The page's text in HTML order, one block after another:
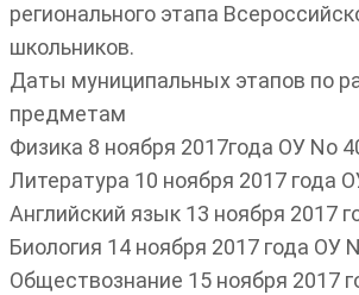
регионального этапа
школьников.
Даты муниципальных этапов по
предметам
Физика 8 ноября 2017года ОУ No
Литература 10 ноября 2017 года
Английский язык 13 ноября 2017
Биология 14 ноября 2017 года ОУ
Обществознание 15 ноября 2017